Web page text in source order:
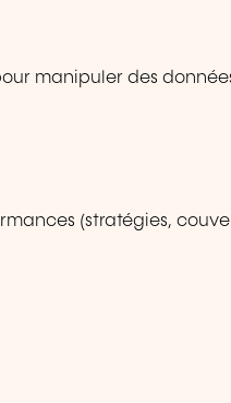
manipuler des
(stratégies,